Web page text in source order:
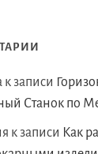
к записи
Станок по
к записи Как